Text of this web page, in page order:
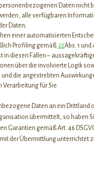
Daten nicht
alle verfügbaren
Daten;
einer automatisierten
Profiling gemäß 22Abs. 1 und
in diesen Fällen –
über die involvierte Logik
und die angestrebten
Verarbeitung für Sie.
Daten an ein Drittland
übermittelt, so haben
Garantien gemäß Art. 46
der Übermittlung unterrichtet